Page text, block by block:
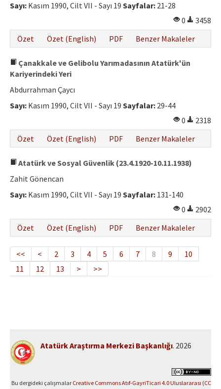
Sayı: Kasım 1990, Cilt VII - Sayı 19 Sayfalar: 21-28
0
3458
Özet
Özet (English) PDF Benzer Makaleler
Çanakkale ve Gelibolu Yarımadasının Atatürk'ün
Kariyerindeki Yeri
Abdurrahman Çaycı
Sayı: Kasım 1990, Cilt VII - Sayı 19 Sayfalar: 29-44
0
2318
Özet
Özet (English) PDF Benzer Makaleler
Atatürk ve Sosyal Güvenlik (23.4.1920-10.11.1938)
Zahit Gönencan
Sayı: Kasım 1990, Cilt VII - Sayı 19 Sayfalar: 131-140
0
2902
Özet
Özet (English) PDF Benzer Makaleler
<< < 2 3 4 5 6 7 8 9
10
11
12 13 > >>
Atatürk Araştırma Merkezi Başkanlığı. 2026
Bu dergideki çalışmalar Creative Commons Atıf-GayriTicari 4.0 Uluslararası (CC